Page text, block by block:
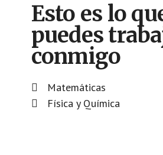
Esto es lo
puedes
conmigo
Matemáticas
Física y Química